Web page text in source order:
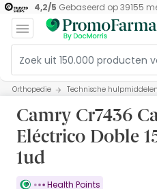
4,2/5 Gebaseerd op39155
Orthopedie Technische hulpmiddelen
Camry Cr7436
Eléctrico Doble
1ud
Health Points